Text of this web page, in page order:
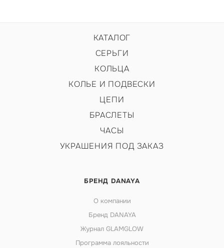
КАТАЛОГ
СЕРЬГИ
КОЛЬЦА
КОЛЬЕ И ПОДВЕСКИ
ЦЕПИ
БРАСЛЕТЫ
ЧАСЫ
УКРАШЕНИЯ ПОД ЗАКАЗ
БРЕНД DANAYA
О компании
Бренд DANAYA
Журнал GLAMGLOW
Программа лояльности